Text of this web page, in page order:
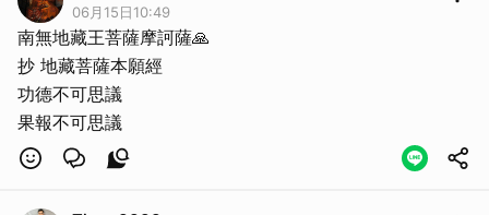
06月15日10:49
南無地藏王菩薩摩訶薩🙏
抄 地藏菩薩本願經
功德不可思議
果報不可思議